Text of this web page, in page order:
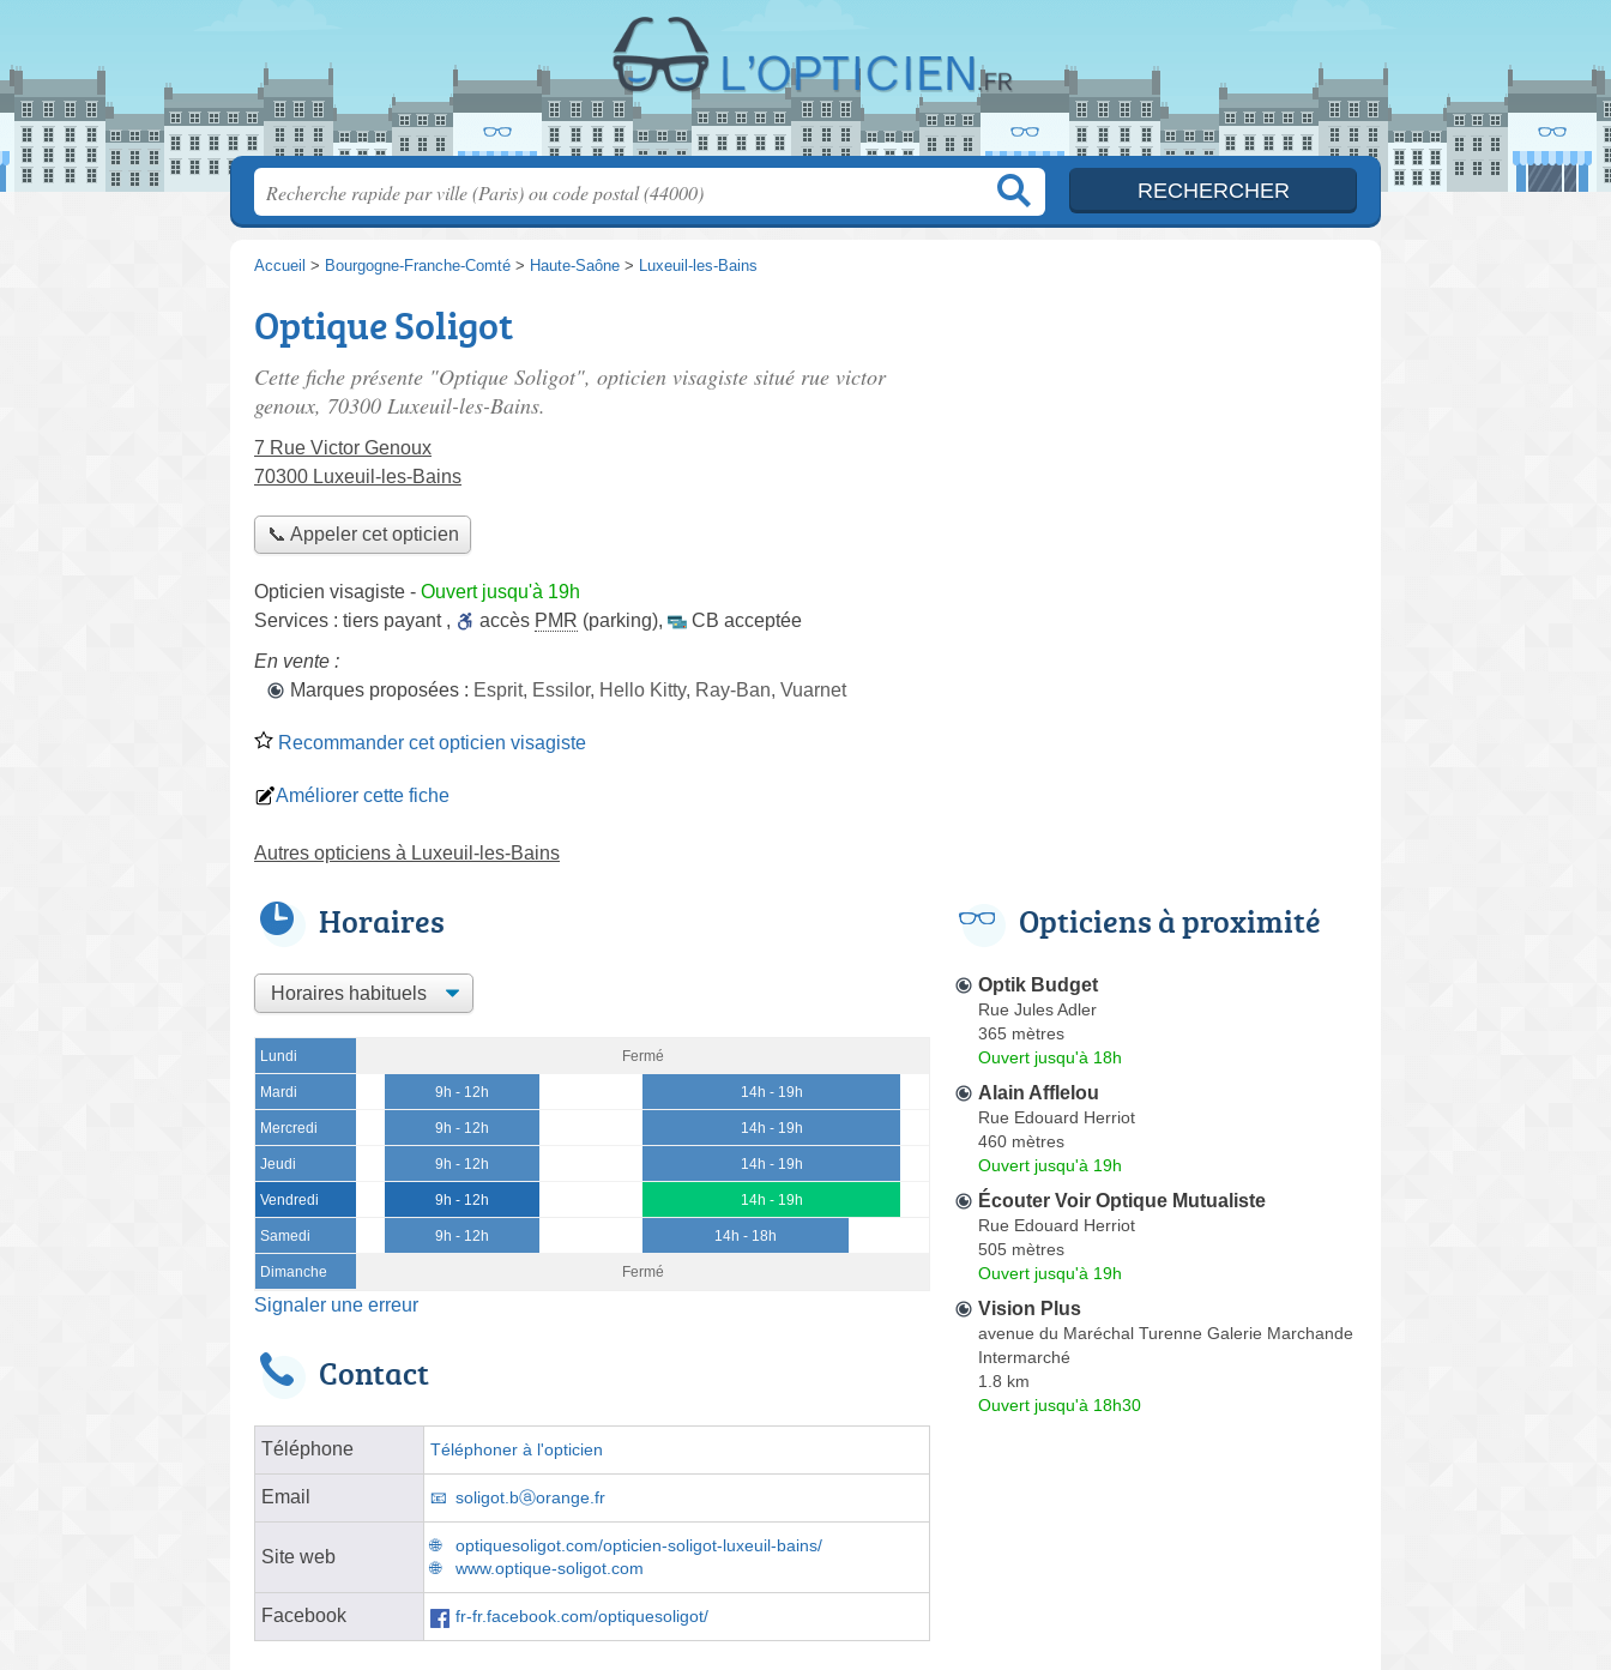
Accueil > Bourgogne-Franche-Comté > Haute-Saône > Luxeuil-les-Bains
Optique Soligot
Cette fiche présente "Optique Soligot", opticien visagiste situé rue victor
genoux, 70300 Luxeuil-les-Bains.
7 Rue Victor Genoux
70300 Luxeuil-les-Bains
📞 Appeler cet opticien
Opticien visagiste - Ouvert jusqu'à 19h
Services : tiers payant , accès PMR (parking),
CB acceptée
En vente :
Marques proposées : Esprit, Essilor, Hello Kitty, Ray-Ban, Vuarnet
Recommander cet opticien visagiste
Améliorer cette fiche
Autres opticiens à Luxeuil-les-Bains
Horaires
Lundi Fermé
Mardi 9h - 12h 14h - 19h
Mercredi 9h - 12h 14h - 19h
Jeudi 9h - 12h 14h - 19h
Vendredi 9h - 12h 14h - 19h
Samedi 9h - 12h 14h - 18h
Dimanche Fermé
Signaler une erreur
Contact
Téléphone Téléphoner à l'opticien
Email soligot.bⓐorange.fr
Site web
optiquesoligot.com/opticien-soligot-luxeuil-bains/
www.optique-soligot.com
Facebook fr-fr.facebook.com/optiquesoligot/
Opticiens à proximité
Optik Budget
Rue Jules Adler
365 mètres
Ouvert jusqu'à 18h
Alain Afflelou
Rue Edouard Herriot
460 mètres
Ouvert jusqu'à 19h
Écouter Voir Optique Mutualiste
Rue Edouard Herriot
505 mètres
Ouvert jusqu'à 19h
Vision Plus
avenue du Maréchal Turenne Galerie Marchande
Intermarché
1.8 km
Ouvert jusqu'à 18h30